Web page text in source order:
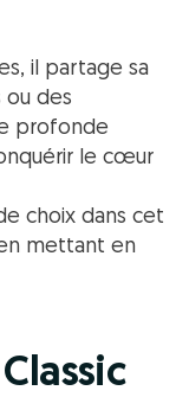
il partage sa
ou des
profonde
le cœur
choix dans cet
mettant en